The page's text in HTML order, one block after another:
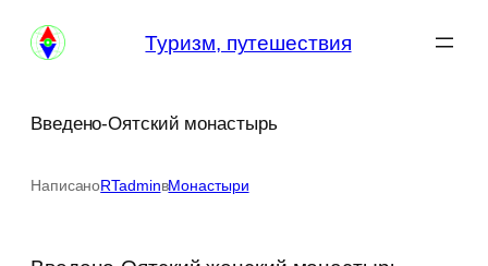
Перейти
Туризм, путешествия
Введено-Оятский монастырь
НаписаноRTadminвМонастыри